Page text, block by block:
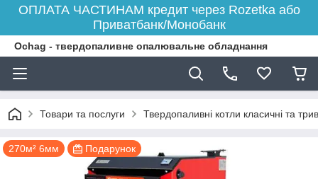
ОПЛАТА ЧАСТИНАМ кредит через Rozetka або
Приватбанк/Монобанк
Ochag - твердопаливне опалювальне обладнання
Товари та послуги Твердопаливні котли класичні та
270м² 6мм Подарунок